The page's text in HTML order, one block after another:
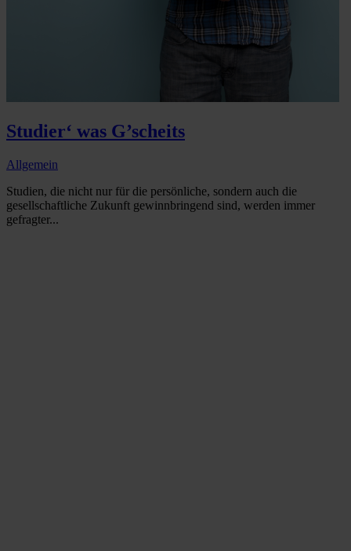
Studier‘ was G’scheits
Allgemein
Studien, die nicht nur für die persönliche, sondern auch die
gesellschaftliche Zukunft gewinnbringend sind, werden immer
gefragter...